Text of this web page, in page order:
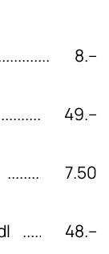
8.–
49.–
7.50
48.–